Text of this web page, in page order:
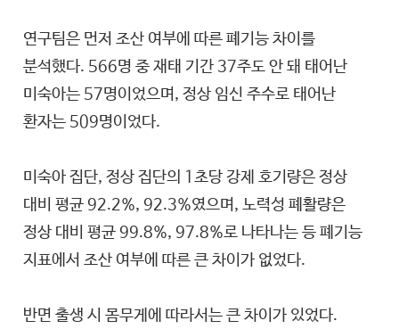
연구팀은 먼저 조산 여부에 따른 폐기능 차이를
분석했다. 566명 중 재태 기간 37주도 안 돼 태어난
미숙아는 57명이었으며, 정상 임신 주수로 태어난
환자는 509명이었다.
미숙아 집단, 정상 집단의 1초당 강제 호기량은 정상
대비 평균 92.2%, 92.3%였으며, 노력성 폐활량은
정상 대비 평균 99.8%, 97.8%로 나타나는 등 폐기능
지표에서 조산 여부에 따른 큰 차이가 없었다.
반면 출생 시 몸무게에 따라서는 큰 차이가 있었다.